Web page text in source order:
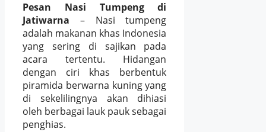
Pesan Nasi Tumpeng di
Jatiwarna – Nasi tumpeng
adalah makanan khas Indonesia
yang sering di sajikan pada
acara tertentu. Hidangan
dengan ciri khas berbentuk
piramida berwarna kuning yang
di sekelilingnya akan dihiasi
oleh berbagai lauk pauk sebagai
penghias.